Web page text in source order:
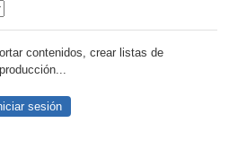
contenidos, crear listas de
sesión